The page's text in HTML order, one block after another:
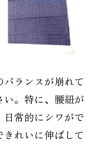
ランスが崩れて
い。特に、腰紐が
常的にシワがで
れいに伸ばして